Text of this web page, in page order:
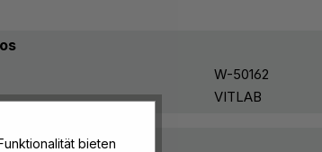
W-50162
VITLAB
bieten